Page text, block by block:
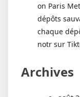
on Paris
dépôts
chaque
notr sur
Archives